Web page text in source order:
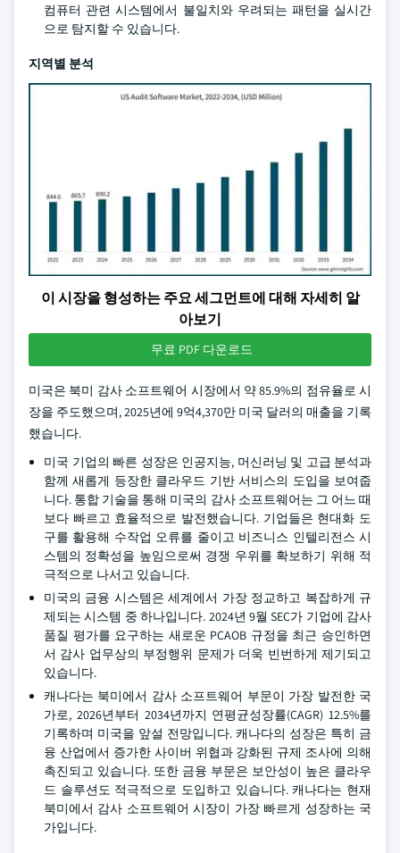
컴퓨터 관련 시스템에서 불일치와 우려되는 패턴을 실시간
으로 탐지할 수 있습니다.
지역별 분석
이 시장을 형성하는 주요 세그먼트에 대해 자세히 알
아보기
무료 PDF 다운로드
미국은 북미 감사 소프트웨어 시장에서 약 85.9%의 점유율로 시
장을 주도했으며, 2025년에 9억4,370만 미국 달러의 매출을 기록
했습니다.
미국 기업의 빠른 성장은 인공지능, 머신러닝 및 고급 분석과
함께 새롭게 등장한 클라우드 기반 서비스의 도입을 보여줍
니다. 통합 기술을 통해 미국의 감사 소프트웨어는 그 어느 때
보다 빠르고 효율적으로 발전했습니다. 기업들은 현대화 도
구를 활용해 수작업 오류를 줄이고 비즈니스 인텔리전스 시
스템의 정확성을 높임으로써 경쟁 우위를 확보하기 위해 적
극적으로 나서고 있습니다.
미국의 금융 시스템은 세계에서 가장 정교하고 복잡하게 규
제되는 시스템 중 하나입니다. 2024년 9월 SEC가 기업에 감사
품질 평가를 요구하는 새로운 PCAOB 규정을 최근 승인하면
서 감사 업무상의 부정행위 문제가 더욱 빈번하게 제기되고
있습니다.
캐나다는 북미에서 감사 소프트웨어 부문이 가장 발전한 국
가로, 2026년부터 2034년까지 연평균성장률(CAGR) 12.5%를
기록하며 미국을 앞설 전망입니다. 캐나다의 성장은 특히 금
융 산업에서 증가한 사이버 위협과 강화된 규제 조사에 의해
촉진되고 있습니다. 또한 금융 부문은 보안성이 높은 클라우
드 솔루션도 적극적으로 도입하고 있습니다. 캐나다는 현재
북미에서 감사 소프트웨어 시장이 가장 빠르게 성장하는 국
가입니다.